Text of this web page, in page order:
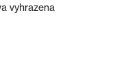
vyhrazena